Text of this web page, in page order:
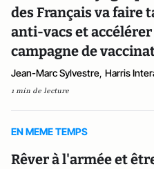
des Français va faire
anti-vacs et accélérer
campagne de
Jean-Marc Sylvestre, Harris
1 min de lecture
EN MEME TEMPS
Rêver à l'armée et